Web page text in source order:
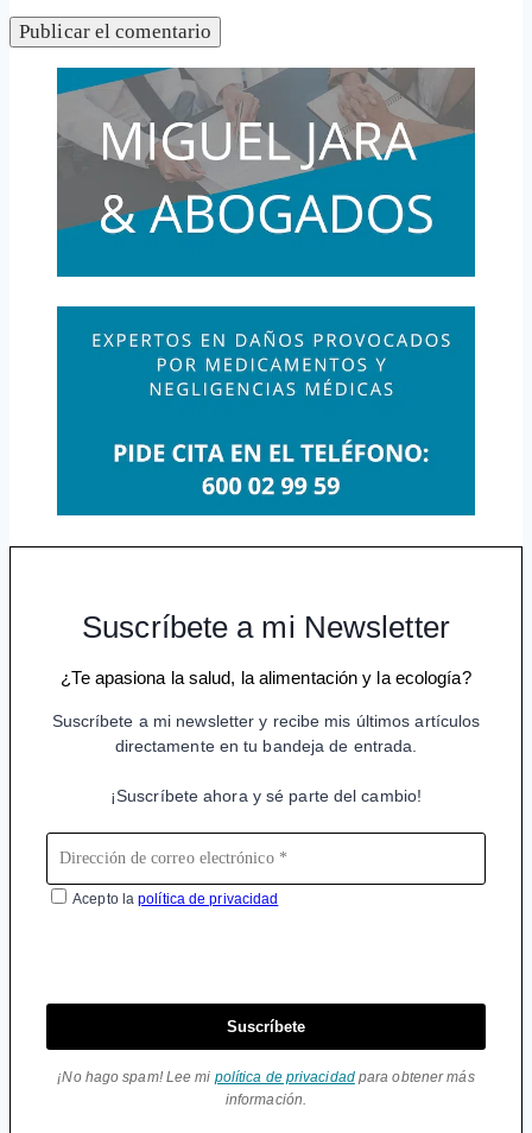
Suscríbete a mi Newsletter
¿Te apasiona la salud, la alimentación y la ecología?
Suscríbete a mi newsletter y recibe mis últimos artículos
directamente en tu bandeja de entrada.
¡Suscríbete ahora y sé parte del cambio!
Acepto lapolítica de privacidad
Suscríbete
¡No hago spam! Lee mi política de privacidadpara obtener más
información.